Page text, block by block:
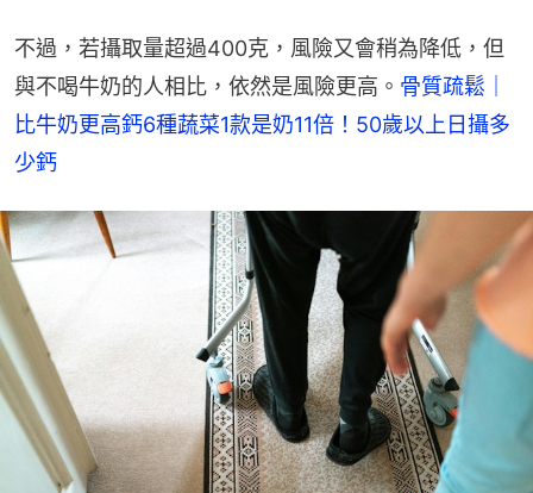
不過，若攝取量超過400克，風險又會稍為降低，但
與不喝牛奶的人相比，依然是風險更高。 骨質疏鬆｜
比牛奶更高鈣6種蔬菜1款是奶11倍！50歲以上日攝多
少鈣